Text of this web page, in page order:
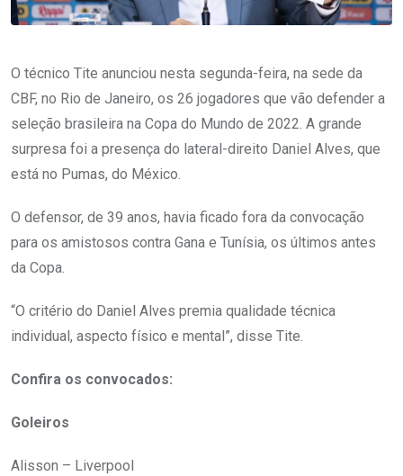
O técnico Tite anunciou nesta segunda-feira, na sede da
CBF, no Rio de Janeiro, os 26 jogadores que vão defender a
seleção brasileira na Copa do Mundo de 2022. A grande
surpresa foi a presença do lateral-direito Daniel Alves, que
está no Pumas, do México.
O defensor, de 39 anos, havia ficado fora da convocação
para os amistosos contra Gana e Tunísia, os últimos antes
da Copa.
“O critério do Daniel Alves premia qualidade técnica
individual, aspecto físico e mental”, disse Tite.
Confira os convocados:
Goleiros
Alisson – Liverpool